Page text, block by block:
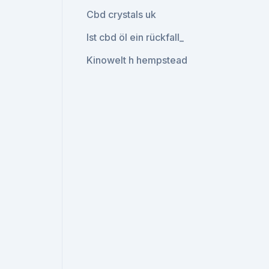
Cbd crystals uk
Ist cbd öl ein rückfall_
Kinowelt h hempstead